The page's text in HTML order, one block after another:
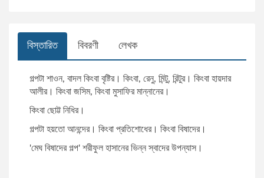
শামসুজ্জামান শামস
ড. মো. আনোয়ারুল ইসলাম
মো. মোরশেদুল আলম
কম্পিউটার প্রোগ্রামিং
অনুবাদ: জীবনী, স্মৃতিচারণ ও সাক্ষাৎকার
বিস্তারিত বিবরণী লেখক
গল্পটা শাওন, বাদল কিংবা বৃষ্টির। কিংবা, রেনু, মিন্টু, রিন্টুর। কিংবা হায়দার
আলীর। কিংবা জসিম, কিংবা মুসাফির মান্নানের।
কিংবা ছোট্ট নিধির।
গল্পটা হয়তো আনন্দের। কিংবা প্রতিশোধের। কিংবা বিষাদের।
'মেঘ বিষাদের গল্প' শরীফুল হাসানের ভিন্ন স্বাদের উপন্যাস।